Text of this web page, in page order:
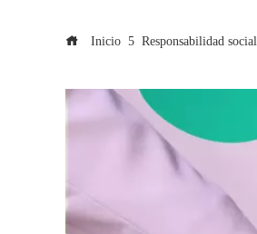
Inicio Responsabilidad social